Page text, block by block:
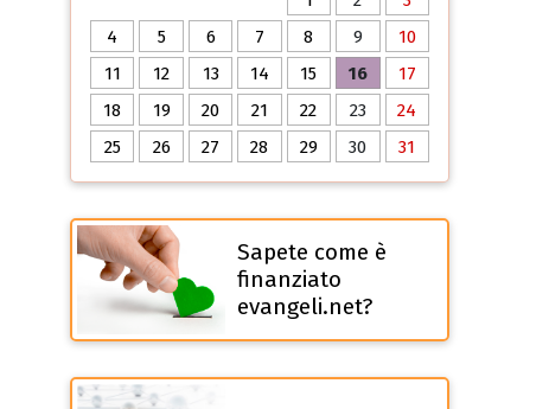
4
5 6 7 8 9
10
11
12 13 14 15 16
17
18
19 20 21 22 23
24
25
26 27 28 29 30 31
Sapete come è
finanziato
evangeli.net?